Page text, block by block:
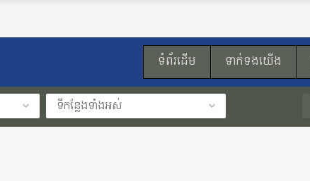
ទំព័រដើម ទាក់ទងយើង
ទីកន្លែងទាំងអស់